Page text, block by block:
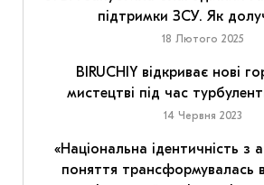
підтримки ЗСУ. Як
18 Лютого 2025
BIRUCHIY відкриває нові
мистецтві під час
14 Червня 2023
«Національна ідентичність з
поняття трансформувалась